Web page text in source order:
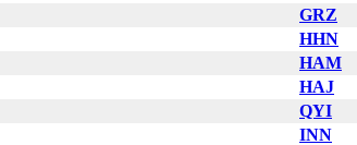
GRZ
HHN
HAM
HAJ
QYI
INN